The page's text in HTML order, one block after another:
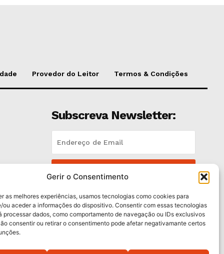
Gerir o Consentimento
as melhores experiências, usamos tecnologias como cookies para
ou aceder a informações do dispositivo. Consentir com essas tecnologias
processar dados, como comportamento de navegação ou IDs exclusivos
consentir ou retirar o consentimento pode afetar negativamante certos
Provedor do Leitor Termos & Condições
Subscreva Newsletter:
Li e aceito aPolítica de Privacidade .